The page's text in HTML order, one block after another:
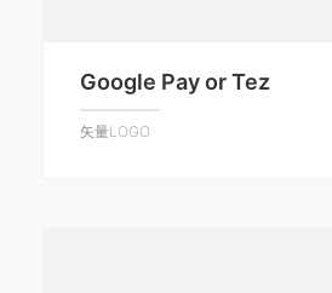
Google Pay or Tez
矢量LOGO